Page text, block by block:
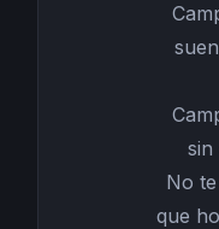
sin
No
que